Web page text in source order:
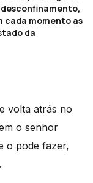
cada momento as
da
volta atrás no
o senhor
o pode fazer,